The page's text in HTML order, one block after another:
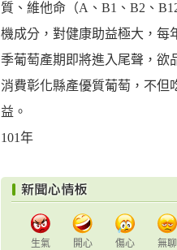
質、維他命（A、B1、B2、
機成分，對健康助益極大，每
季葡萄產期即將進入尾聲，欲
消費彰化縣產優質葡萄，不但
益。
101年
生氣 開心 傷心 無聊